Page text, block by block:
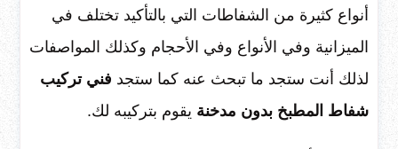
أنواع كثيرة من الشفاطات التي بالتأكيد تختلف في
الميزانية وفي الأنواع وفي الأحجام وكذلك المواصفات
لذلك أنت ستجد ما تبحث عنه كما ستجد فني تركيب
شفاط المطبخ بدون مدخنة يقوم بتركيبه لك.